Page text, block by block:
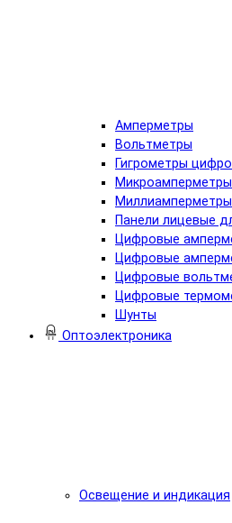
Амперметры
Вольтметры
Гигрометры
Микроамперметры
Миллиамперметры
Панели лицевые
Цифровые
Цифровые
Цифровые
Цифровые
Шунты
Оптоэлектроника
Освещение и индикация